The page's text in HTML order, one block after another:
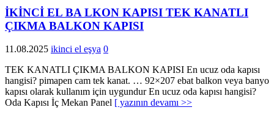
İKİNCİ EL BA LKON KAPISI TEK KANATLI
ÇIKMA BALKON KAPISI
11.08.2025 ikinci el eşya 0
TEK KANATLI ÇIKMA BALKON KAPISI En ucuz oda kapısı
hangisi? pimapen cam tek kanat. … 92×207 ebat balkon veya banyo
kapısı olarak kullanım için uygundur En ucuz oda kapısı hangisi?
Oda Kapısı İç Mekan Panel [ yazının devamı >>